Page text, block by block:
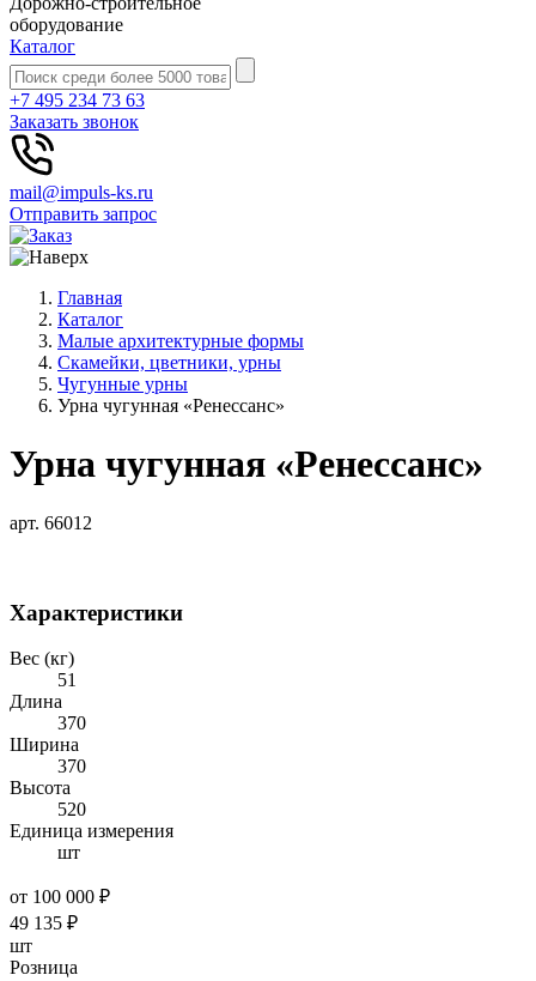
оборудование
Каталог
+7 495 234 73 63
Заказать звонок
mail@impuls-ks.ru
Отправить запрос
Главная
Каталог
Малые архитектурные формы
Скамейки, цветники, урны
Чугунные урны
Урна чугунная «Ренессанс»
Урна чугунная «Ренессанс»
арт. 66012
Характеристики
Вес (кг)
51
Длина
370
Ширина
370
Высота
520
Единица измерения
шт
от 100 000 ₽
49 135 ₽
шт
Розница